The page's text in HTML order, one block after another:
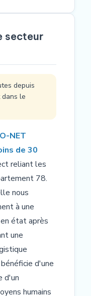
secteur
depuis
dans le
NET
de 30
reliant les
78.
nous
à une
état après
une
d'une
d'un
humains